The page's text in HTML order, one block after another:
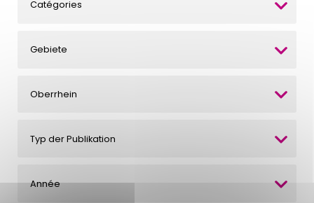
Catégories
Gebiete
Oberrhein
Typ der Publikation
Année